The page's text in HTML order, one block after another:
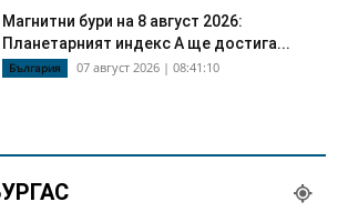
Магнитни бури на 8 август 2026:
Планетарният индекс А ще достига...
България 07 август 2026 | 08:41:10